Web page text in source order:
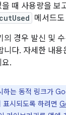
때 사용량을 보
메서드
의 경우 발신 및
니다. 자세한 내
.
하는 동적 링크가
시되도록 하려면